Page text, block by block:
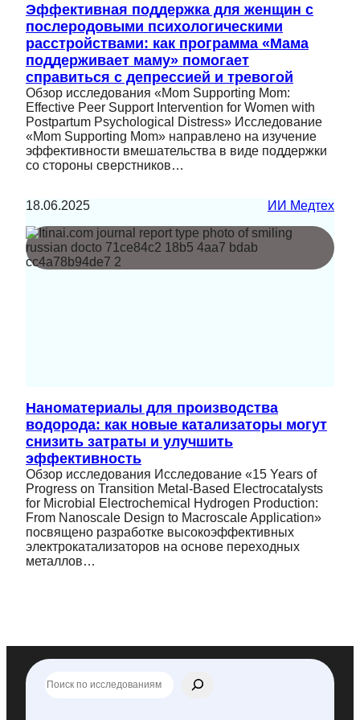
Эффективная поддержка для женщин с
послеродовыми психологическими
расстройствами: как программа «Мама
поддерживает маму» помогает
справиться с депрессией и тревогой
Обзор исследования «Mom Supporting Mom:
Effective Peer Support Intervention for Women with
Postpartum Psychological Distress» Исследование
«Mom Supporting Mom» направлено на изучение
эффективности вмешательства в виде поддержки
со стороны сверстников…
18.06.2025 ИИ Медтех
Наноматериалы для производства
водорода: как новые катализаторы могут
снизить затраты и улучшить
эффективность
Обзор исследования Исследование «15 Years of
Progress on Transition Metal-Based Electrocatalysts
for Microbial Electrochemical Hydrogen Production:
From Nanoscale Design to Macroscale Application»
посвящено разработке высокоэффективных
электрокатализаторов на основе переходных
металлов…
П
о